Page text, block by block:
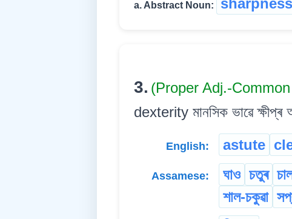
a. Abstract Noun:
3. (Proper Adj.-
dexterity মানসিক ভাৱে ক্ষীপ্ৰ
English: astute
Assamese: ঘাও চতুৰ
শাল-চকুৱা